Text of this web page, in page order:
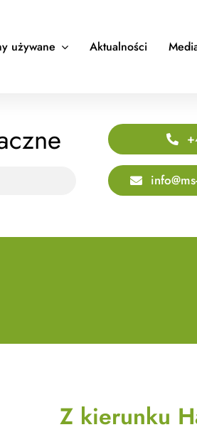
używane Aktualności
Z kierunku